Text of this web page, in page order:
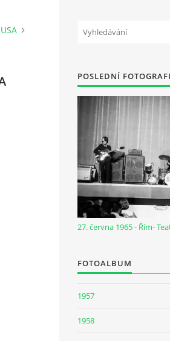
POSLEDNÍ
27. června 1965 - Řím-
FOTOALBUM
1957
1958